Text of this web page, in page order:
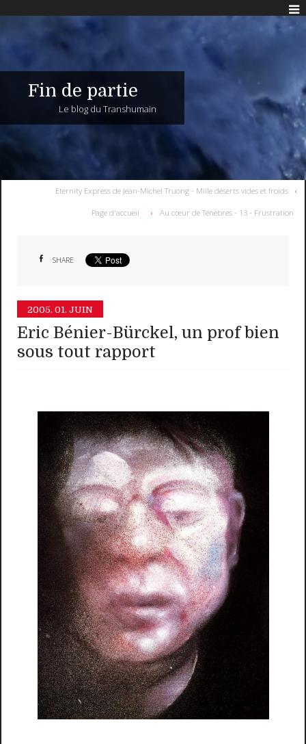
Fin de partie
Le blog du Transhumain
Eternity Express de Jean-Michel Truong - Mille déserts vides et froids
Page d'accueil Au cœur de Ténèbres - 13 - Frustration
SHARE
2005. 01. JUIN
Eric Bénier-Bürckel, un prof bien
sous tout rapport